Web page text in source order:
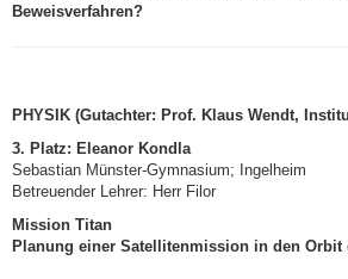
Beweisverfahren?
PHYSIK (Gutachter: Prof. Klaus Wendt,
3. Platz: Eleanor Kondla
Sebastian Münster-Gymnasium; Ingelheim
Betreuender Lehrer: Herr Filor
Mission Titan
Planung einer Satellitenmission in den Orbit